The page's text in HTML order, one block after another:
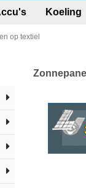
Koeling
op textiel